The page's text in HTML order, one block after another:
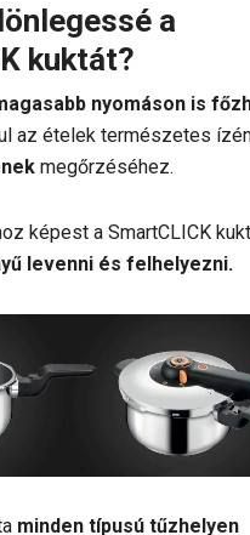
a
kuktát?
nyomáson is
az ételek természetes
megőrzéséhez.
képest a SmartCLICK
levenni és felhelyezni.
minden típusú tűzhelyen